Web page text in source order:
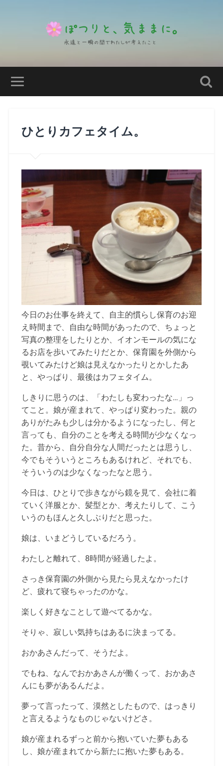
ひとりカフェタイム。
今日のお仕事を終えて、自主的慣らし保育のお迎
え時間まで、自由な時間があったので、ちょっと
写真の整理をしたりとか、イオンモールの気にな
るお店を歩いてみたりだとか、保育園を外側から
覗いてみたけど娘は見えなかったりとかしたあ
と、やっぱり、最後はカフェタイム。
しきりに思うのは、「わたしも変わったな…」っ
てこと。娘が産まれて、やっぱり変わった。親の
ありがたみも少しは分かるようになったし、何と
言っても、自分のことを考える時間が少なくなっ
た。昔から、自分自分な人間だったとは思うし、
今でもそういうところもあるけれど、それでも、
そういうのは少なくなったなと思う。
今日は、ひとりで歩きながら鏡を見て、会社に着
ていく洋服とか、髪型とか、考えたりして、こう
いうのもほんと久しぶりだと思った。
娘は、いまどうしているだろう。
わたしと離れて、8時間が経過したよ。
さっき保育園の外側から見たら見えなかったけ
ど、疲れて寝ちゃったのかな。
楽しく好きなことして遊べてるかな。
そりゃ、寂しい気持ちはあるに決まってる。
おかあさんだって、そうだよ。
でもね、なんでおかあさんが働くって、おかあさ
んにも夢があるんだよ。
夢って言ったって、漠然としたもので、はっきり
と言えるようなものじゃないけどさ。
娘が産まれるずっと前から抱いていた夢もある
し、娘が産まれてから新たに抱いた夢もある。